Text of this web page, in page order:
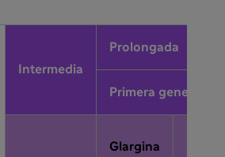
Intermedia
Prolongada
Primera
Glargina